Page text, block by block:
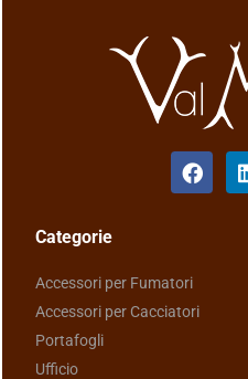
Categorie
Accessori per Fumatori
Accessori per Cacciatori
Portafogli
Ufficio